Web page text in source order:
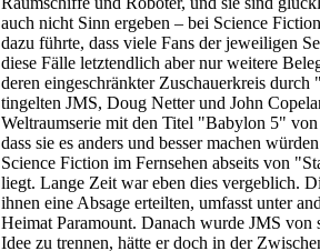
auch nicht Sinn ergeben – bei Science
dazu führte, dass viele Fans der jeweiligen
diese Fälle letztendlich aber nur weitere
deren eingeschränkter Zuschauerkreis
tingelten JMS, Doug Netter und John
Weltraumserie mit den Titel "Babylon 5"
dass sie es anders und besser machen
Science Fiction im Fernsehen abseits von
liegt. Lange Zeit war eben dies vergeblich.
ihnen eine Absage erteilten, umfasst unter
Heimat Paramount. Danach wurde JMS
Idee zu trennen, hätte er doch in der